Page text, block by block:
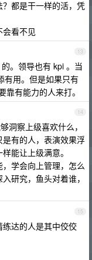
都是干一样的活，凭
会看不见
13
。领导也有 kpi 。当
有用。但是如果只有
有能力的人来打。
14
洞察上级喜欢什么，
有的人，表演效果浮
能让上级满意。
学会向上管理，怎么
研究，鱼头对着谁，
15
达的人是其中佼佼